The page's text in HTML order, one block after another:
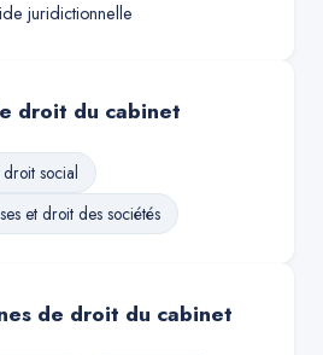
juridictionnelle
droit du cabinet
social
et droit des sociétés
de droit du cabinet